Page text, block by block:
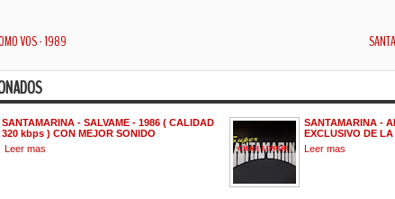
VOS - 1989
SANTAMARINA - SALVAME - 1986 ( CALIDAD
320 kbps ) CON MEJOR SONIDO
Leer mas
SANTAMARINA -
EXCLUSIVO DE
Leer mas